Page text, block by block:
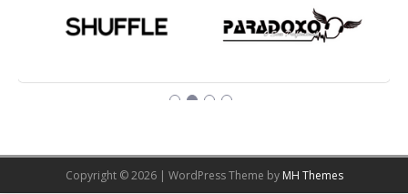
Copyright © 2026 | WordPress Theme by MH Themes